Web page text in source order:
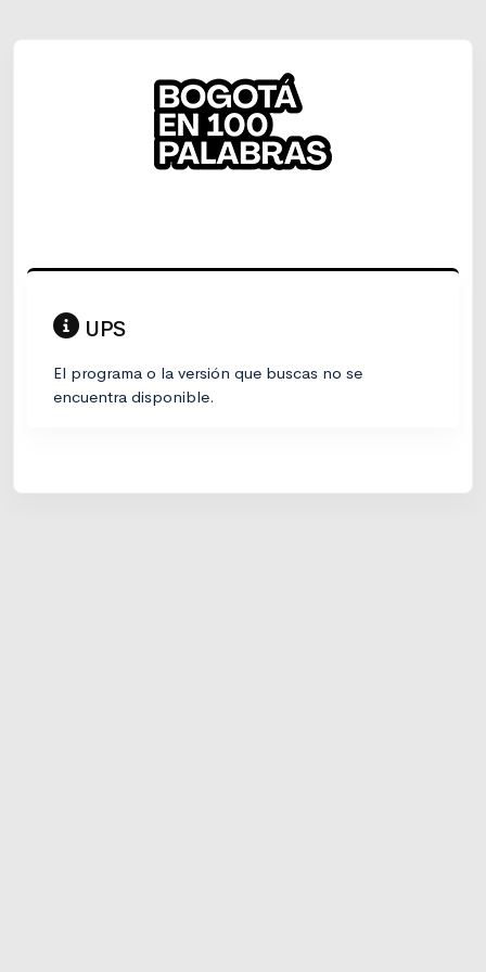
UPS
El programa o la versión que buscas no se
encuentra disponible.